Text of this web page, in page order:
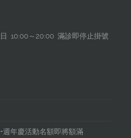
10:00～20:00 滿診即停止掛號
週年慶活動名額即將額滿